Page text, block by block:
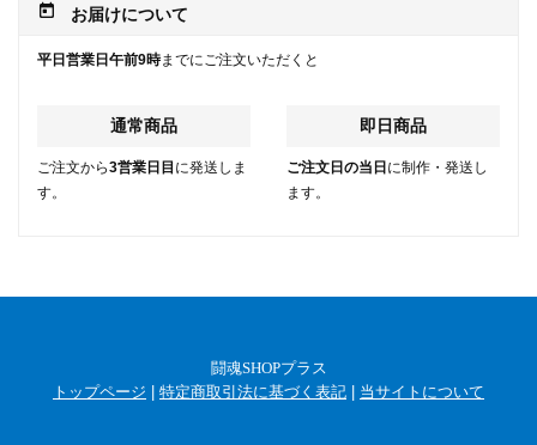
today お届けについて
平日営業日午前9時までにご注文いただくと
通常商品
ご注文から3営業日目 に発送しま
す。
即日商品
ご注文日の当日 に制作・発送し
ます。
闘魂SHOPプラス
トップページ
特定商取引法に基づく表記 当サイトについて